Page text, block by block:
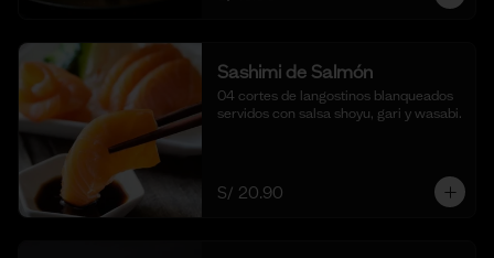
Sashimi de Salmón
04 cortes de langostinos blanqueados
servidos con salsa shoyu, gari y wasabi.
S/ 20.90